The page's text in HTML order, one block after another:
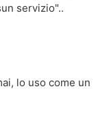
servizio"..
lo uso come un